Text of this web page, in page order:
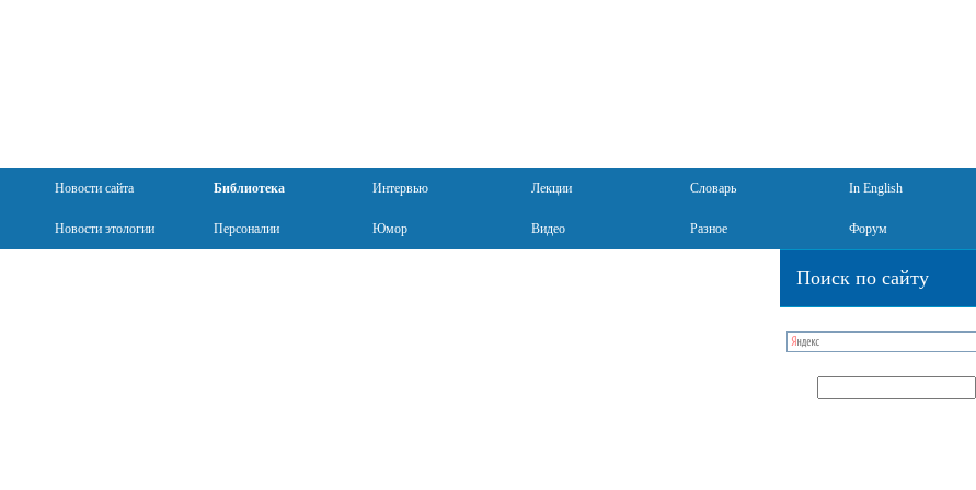
Новости сайта Библиотека Интервью Лекции Словарь In English
Новости этологии Персоналии Юмор Видео Разное Форум
Поиск по сайту